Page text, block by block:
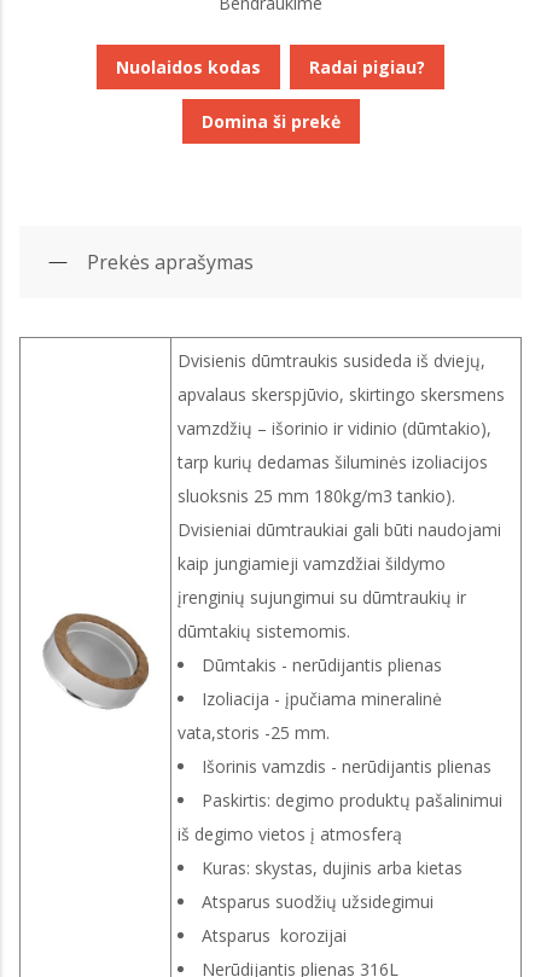
Nuolaidos kodas Radai pigiau?
Domina ši prekė
Prekės aprašymas
Dvisienis dūmtraukis susideda iš dviejų,
apvalaus skerspjūvio, skirtingo skersmens
vamzdžių – išorinio ir vidinio (dūmtakio),
tarp kurių dedamas šiluminės izoliacijos
sluoksnis 25 mm 180kg/m3 tankio).
Dvisieniai dūmtraukiai gali būti naudojami
kaip jungiamieji vamzdžiai šildymo
įrenginių sujungimui su dūmtraukių ir
dūmtakių sistemomis.
Dūmtakis - nerūdijantis plienas
Izoliacija - įpučiama mineralinė
vata,storis -25 mm.
Išorinis vamzdis - nerūdijantis plienas
Paskirtis: degimo produktų pašalinimui
iš degimo vietos į atmosferą
Kuras: skystas, dujinis arba kietas
Atsparus suodžių užsidegimui
Atsparus korozijai
Nerūdijantis plienas 316L